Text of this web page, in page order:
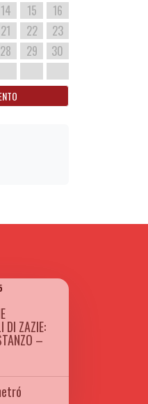
14 15
16
21 22
23
28 29
30
DI ZAZIE:
–